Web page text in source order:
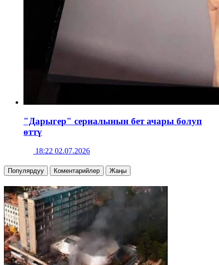
"Дарыгер" сериалынын бет ачары болуп
өттү
18:22 02.07.2026
Популярдуу Коментарийлер Жаңы